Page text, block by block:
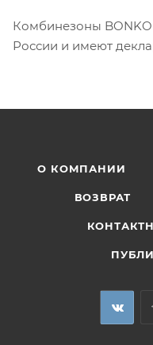
Комбинезоны
России и имеют
О КОМПАНИИ
ВОЗВРАТ